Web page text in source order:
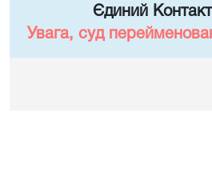
Єдиний
Увага, суд